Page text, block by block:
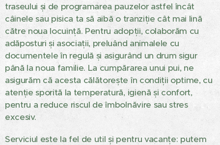
traseului și de programarea pauzelor astfel încât
câinele sau pisica ta să aibă o tranziție cât mai lină
către noua locuință. Pentru adopții, colaborăm cu
adăposturi și asociații, preluând animalele cu
documentele în regulă și asigurând un drum sigur
până la noua familie. La cumpărarea unui pui, ne
asigurăm că acesta călătorește în condiții optime, cu
atenție sporită la temperatură, igienă și confort,
pentru a reduce riscul de îmbolnăvire sau stres
excesiv.
Serviciul este la fel de util și pentru vacanțe: putem